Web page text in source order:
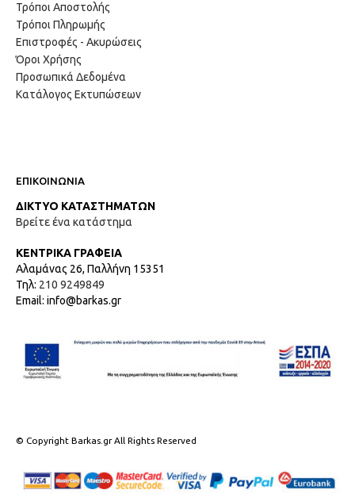
Τρόποι Αποστολής
Τρόποι Πληρωμής
Επιστροφές - Ακυρώσεις
Όροι Χρήσης
Προσωπικά Δεδομένα
Κατάλογος Εκτυπώσεων
ΕΠΙΚΟΙΝΩΝΙΑ
ΔΙΚΤΥΟ ΚΑΤΑΣΤΗΜΑΤΩΝ
Βρείτε ένα κατάστημα
ΚΕΝΤΡΙΚΑ ΓΡΑΦΕΙΑ
Αλαμάνας 26, Παλλήνη 15351
Τηλ: 210 9249849
Email: info@barkas.gr
© Copyright Barkas.gr All Rights Reserved